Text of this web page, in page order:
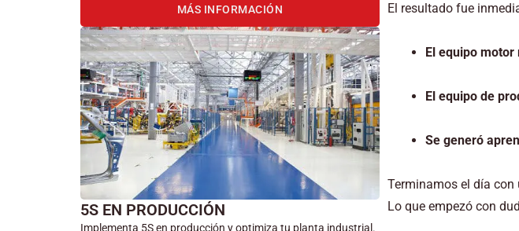
MÁS INFORMACIÓN
5S EN PRODUCCIÓN
Implementa 5S en producción y optimiza tu planta industrial.
El resultado fue
El equipo
El equipo de
Se generó
Terminamos el día
Lo que empezó con